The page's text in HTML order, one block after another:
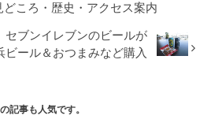
どころ・歴史・アクセス案内
セブンイレブンのビールが
ビール＆おつまみなど購入
記事も人気です。